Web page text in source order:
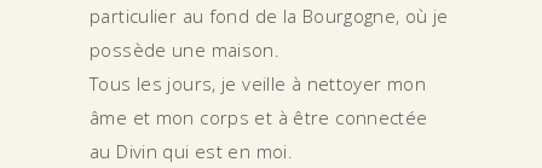
particulier au fond de la Bourgogne, où je
possède une maison.
Tous les jours, je veille à nettoyer mon
âme et mon corps et à être connectée
au Divin qui est en moi.